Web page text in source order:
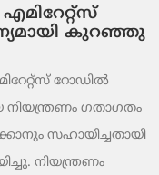
കുറഞ്ഞു
റോഡിൽ
ഗതാഗതം
സഹായിച്ചതായി
നിയന്ത്രണം